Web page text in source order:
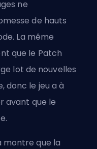
ne
de hauts
La même
que le Patch
lot de nouvelles
donc le jeu a à
avant que le
que la